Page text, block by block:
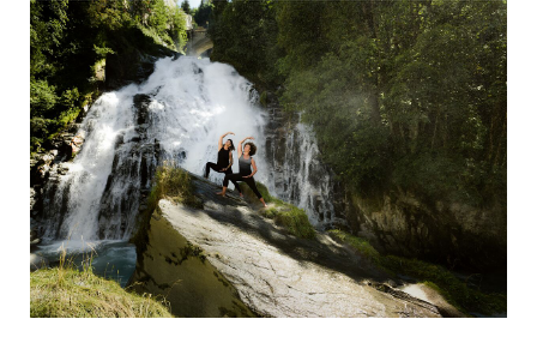
Gesundheit
Sommer
Winter
Yoga
Pressekontakt